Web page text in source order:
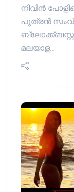
നിവിൻ
പുത്രൻ
മലയാള…